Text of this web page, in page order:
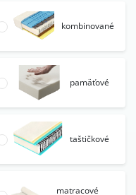
kombinované
pamäťové
taštičkové
matracové